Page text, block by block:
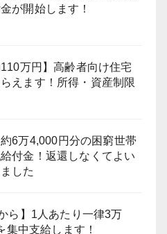
が開始します！
110万円】高齢者向け住宅
えます！所得・資産制限
約6万4,000円分の困窮世帯
付金！返還しなくてよい
した
ら】1人あたり一律3万
集中支給します！